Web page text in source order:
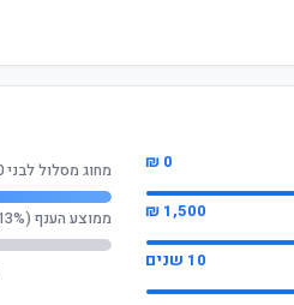
0 ₪
1,500 ₪
10 שנים
מחוג מסלול לבני 60 ומעלה
ממוצע הענף (13%)